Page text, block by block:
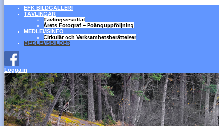
EFK BILDGALLERI
TÄVLINGAR
Tävlingsresultat
Årets Fotograf – Poänguppföljning
MEDLEMSINFO
Cirkulär och Verksamhetsberättelser
MEDLEMSBILDER
Logga in